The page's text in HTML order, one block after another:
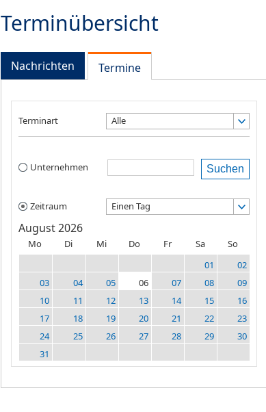
Terminübersicht
Nachrichten Termine
Terminart Alle
Unternehmen Suchen
Zeitraum Einen Tag
August 2026
Mo Di Mi Do Fr Sa
So
01
02
03
04 05 06 07 08
09
10
11 12 13 14 15
16
17
18 19 20 21 22
23
24
25 26 27 28 29
30
31